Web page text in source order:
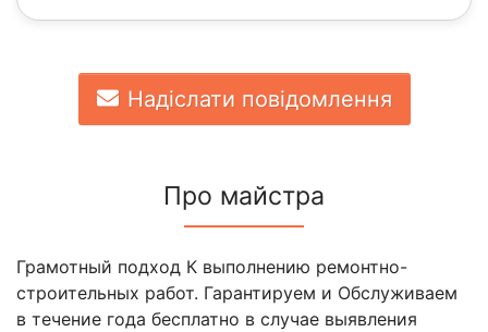
Надіслати повідомлення
Про майстра
Грамотный подход К выполнению ремонтно-
строительных работ. Гарантируем и Обслуживаем
в течение года бесплатно в случае выявления